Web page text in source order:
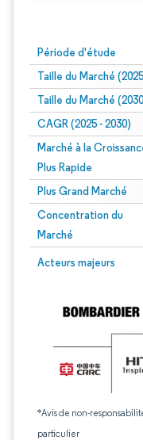
Période d'étude
Taille du Marché
Taille du Marché
CAGR (2025 - 2030)
Marché à la
Plus Rapide
Plus Grand Marché
Concentration du
Marché
Acteurs majeurs
*Avis de non-
particulier